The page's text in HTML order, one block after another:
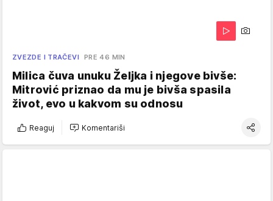
ZVEZDE I TRAČEVI PRE 46 MIN
Milica čuva unuku Željka i njegove bivše:
Mitrović priznao da mu je bivša spasila
život, evo u kakvom su odnosu
Reaguj Komentariši